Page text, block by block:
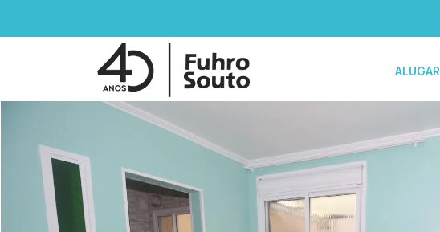
ALUGAR